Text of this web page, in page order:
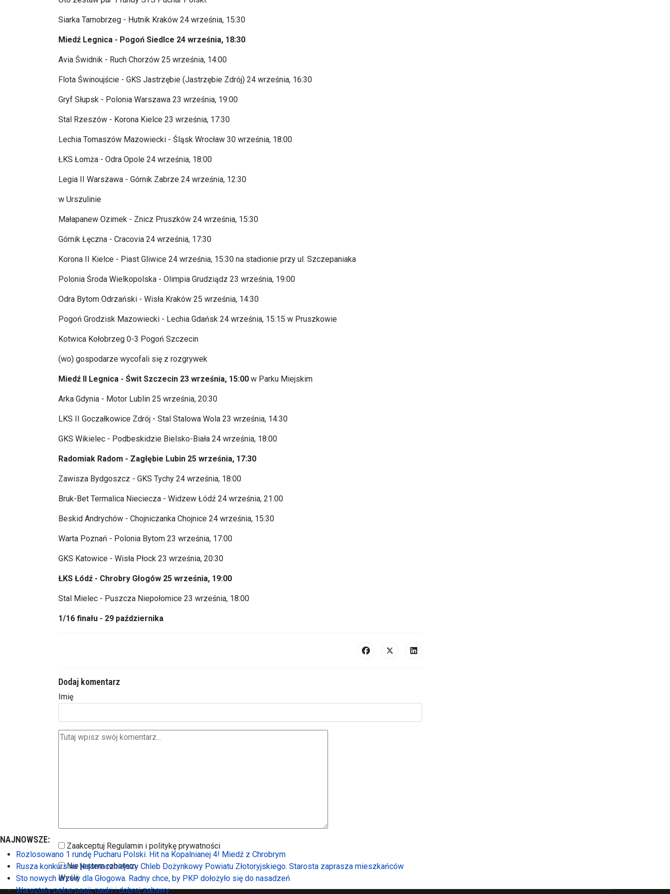
Siarka Tarnobrzeg - Hutnik Kraków 24 września, 15:30
Miedź Legnica - Pogoń Siedlce 24 września, 18:30
Avia Świdnik - Ruch Chorzów 25 września, 14:00
Flota Świnoujście - GKS Jastrzębie (Jastrzębie Zdrój) 24 września, 16:30
Gryf Słupsk - Polonia Warszawa 23 września, 19:00
Stal Rzeszów - Korona Kielce 23 września, 17:30
Lechia Tomaszów Mazowiecki - Śląsk Wrocław 30 września, 18:00
ŁKS Łomża - Odra Opole 24 września, 18:00
Legia II Warszawa - Górnik Zabrze 24 września, 12:30
w Urszulinie
Małapanew Ozimek - Znicz Pruszków 24 września, 15:30
Górnik Łęczna - Cracovia 24 września, 17:30
Korona II Kielce - Piast Gliwice 24 września, 15:30 na stadionie przy ul. Szczepaniaka
Polonia Środa Wielkopolska - Olimpia Grudziądz 23 września, 19:00
Odra Bytom Odrzański - Wisła Kraków 25 września, 14:30
Pogoń Grodzisk Mazowiecki - Lechia Gdańsk 24 września, 15:15 w Pruszkowie
Kotwica Kołobrzeg 0-3 Pogoń Szczecin
(wo) gospodarze wycofali się z rozgrywek
Miedź II Legnica - Świt Szczecin 23 września, 15:00 w Parku Miejskim
Arka Gdynia - Motor Lublin 25 września, 20:30
LKS II Goczałkowice Zdrój - Stal Stalowa Wola 23 września, 14:30
GKS Wikielec - Podbeskidzie Bielsko-Biała 24 września, 18:00
Radomiak Radom - Zagłębie Lubin 25 września, 17:30
Zawisza Bydgoszcz - GKS Tychy 24 września, 18:00
Bruk-Bet Termalica Nieciecza - Widzew Łódź 24 września, 21:00
Beskid Andrychów - Chojniczanka Chojnice 24 września, 15:30
Warta Poznań - Polonia Bytom 23 września, 17:00
GKS Katowice - Wisła Płock 23 września, 20:30
ŁKS Łódź - Chrobry Głogów 25 września, 19:00
Stal Mielec - Puszcza Niepołomice 23 września, 18:00
1/16 finału - 29 października
Dodaj komentarz
Imię
Zaakceptuj Regulamin i politykę prywatności
Nie jestem robotem
Wyślij
NAJNOWSZE:
Rozlosowano 1 rundę Pucharu Polski. Hit na Kopalnianej 4! Miedź z Chrobrym
Rusza konkurs na Najsmaczniejszy Chleb Dożynkowy Powiatu Złotoryjskiego. Starosta zaprasza mieszkańców
Sto nowych drzew dla Głogowa. Radny chce, by PKP dołożyło się do nasadzeń
Warsztaty pełne pasji, nauki i dobrej zabawy